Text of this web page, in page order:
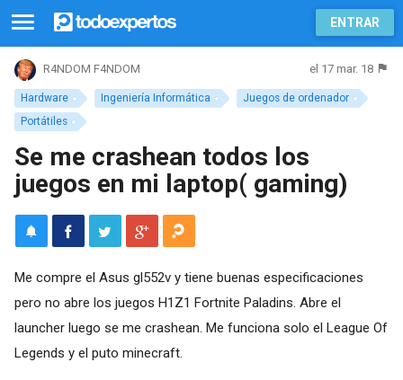
ENTRAR
Hardware Ingeniería Informática
Juegos de ordenador
Portátiles
R4NDOM F4NDOM el 17 mar. 18
Se me crashean todos los
juegos en mi laptop( gaming)
Me compre el Asus gl552v y tiene buenas especificaciones
pero no abre los juegos H1Z1 Fortnite Paladins. Abre el
launcher luego se me crashean. Me funciona solo el League Of
Legends y el puto minecraft.